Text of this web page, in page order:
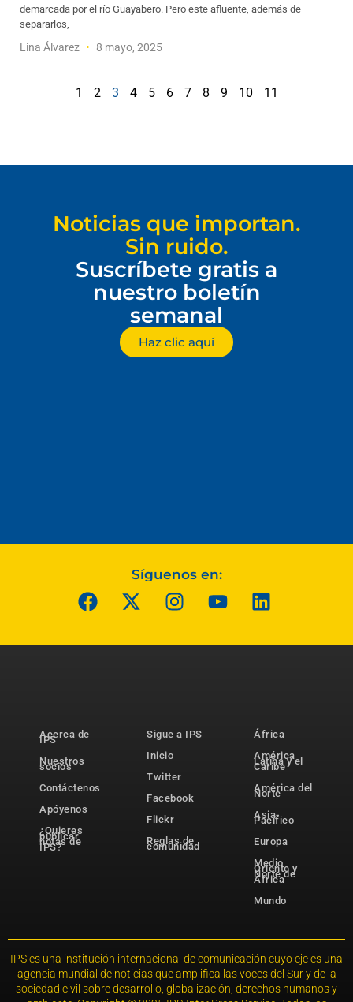
demarcada por el río Guayabero. Pero este afluente, además de
separarlos,
Lina Álvarez 8 mayo, 2025
1 2 3 4 5 6 7 8 9 10 11
Noticias que importan.
Sin ruido.
Suscríbete gratis a
nuestro boletín
semanal
Haz clic aquí
Síguenos en:
Acerca de
IPS
Nuestros
socios
Contáctenos
Apóyenos
¿Quieres
publicar
notas de
IPS?
Sigue a IPS
Inicio
Twitter
Facebook
Flickr
Reglas de
comunidad
África
América
Latina y el
Caribe
América del
Norte
Asia-
Pacífico
Europa
Medio
Oriente y
Norte de
África
Mundo
IPS es una institución internacional de comunicación cuyo eje es una
agencia mundial de noticias que amplifica las voces del Sur y de la
sociedad civil sobre desarrollo, globalización, derechos humanos y